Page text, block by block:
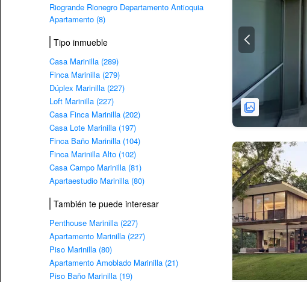
Riogrande Rionegro Departamento Antioquia
Apartamento (8)
Tipo inmueble
Casa Marinilla (289)
Finca Marinilla (279)
Dúplex Marinilla (227)
Loft Marinilla (227)
Casa Finca Marinilla (202)
Casa Lote Marinilla (197)
Finca Baño Marinilla (104)
Finca Marinilla Alto (102)
Casa Campo Marinilla (81)
Apartaestudio Marinilla (80)
También te puede interesar
Penthouse Marinilla (227)
Apartamento Marinilla (227)
Piso Marinilla (80)
Apartamento Amoblado Marinilla (21)
Piso Baño Marinilla (19)